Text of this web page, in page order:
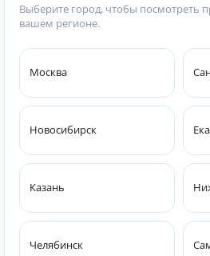
Выберите город, чтобы посмотреть
вашем регионе.
Москва
Новосибирск
Казань
Челябинск